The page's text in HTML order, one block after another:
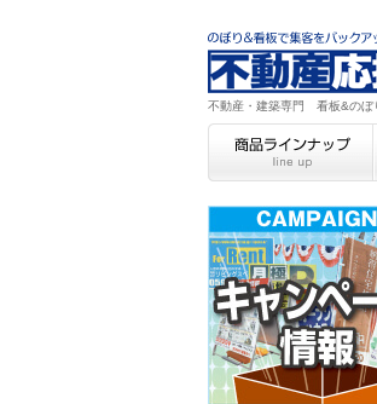
不動産・建築専門 看板&のぼ